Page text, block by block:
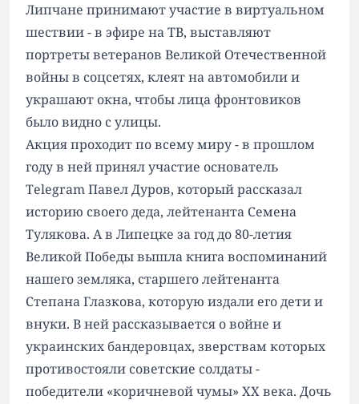
Липчане принимают участие в виртуальном
шествии - в эфире на ТВ, выставляют
портреты ветеранов Великой Отечественной
войны в соцсетях, клеят на автомобили и
украшают окна, чтобы лица фронтовиков
было видно с улицы.
Акция проходит по всему миру - в прошлом
году в ней принял участие основатель
Telegram Павел Дуров, который рассказал
историю своего деда, лейтенанта Семена
Тулякова. А в Липецке за год до 80-летия
Великой Победы вышла книга воспоминаний
нашего земляка, старшего лейтенанта
Степана Глазкова, которую издали его дети и
внуки. В ней рассказывается о войне и
украинских бандеровцах, зверствам которых
противостояли советские солдаты -
победители «коричневой чумы» XX века. Дочь